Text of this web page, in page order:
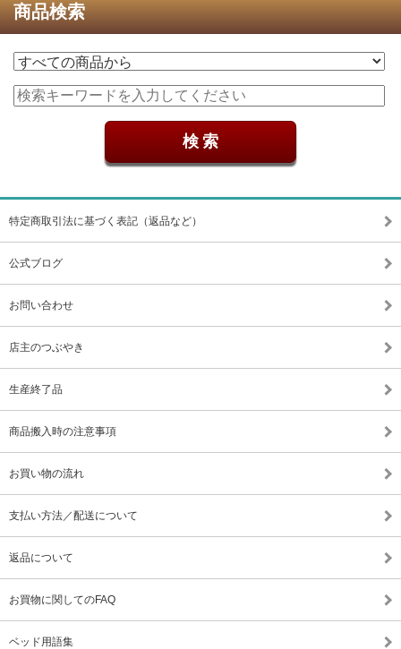
商品検索
特定商取引法に基づく表記（返品など）
公式ブログ
お問い合わせ
店主のつぶやき
生産終了品
商品搬入時の注意事項
お買い物の流れ
支払い方法／配送について
返品について
お買物に関してのFAQ
ベッド用語集